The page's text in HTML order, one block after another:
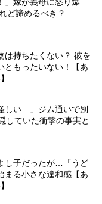
ど諦めるべき？
は持ちたくない？ 彼を
ともったいない！【あ
しい…」ジム通いで別
していた衝撃の事実と
し子だったが…「うど
まる小さな違和感【あ